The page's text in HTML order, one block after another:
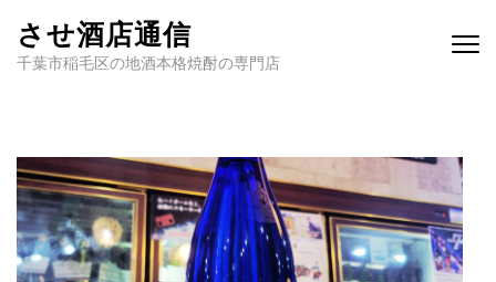
させ酒店通信
千葉市稲毛区の地酒本格焼酎の専門店